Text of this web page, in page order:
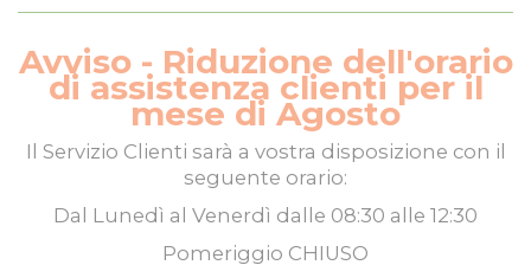
Avviso - Riduzione dell'orario
di assistenza clienti per il
mese di Agosto
Il Servizio Clienti sarà a vostra disposizione con il
seguente orario:
Dal Lunedì al Venerdì dalle 08:30 alle 12:30
Pomeriggio CHIUSO